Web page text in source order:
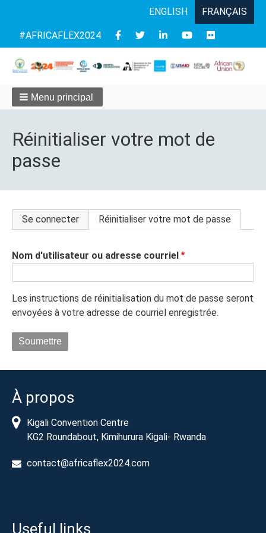
ENGLISH FRANÇAIS
Follow
us
#AFRICAFLEX2024
Menu principal
Réinitialiser votre mot de
passe
Onglets
principaux
Se connecter Réinitialiser votre mot de passe
Nom d'utilisateur ou adresse courriel
Les instructions de réinitialisation du mot de passe seront
envoyées à votre adresse de courriel enregistrée.
À propos
Kigali Convention Centre
KG2 Roundabout, Kimihurura Kigali- Rwanda
contact@africaflex2024.com
Useful links